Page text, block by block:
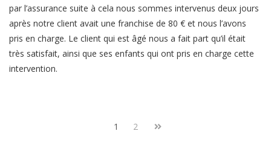
par l’assurance suite à cela nous sommes intervenus deux jours
après notre client avait une franchise de 80 € et nous l’avons
pris en charge. Le client qui est âgé nous a fait part qu’il était
très satisfait, ainsi que ses enfants qui ont pris en charge cette
intervention.
1 2